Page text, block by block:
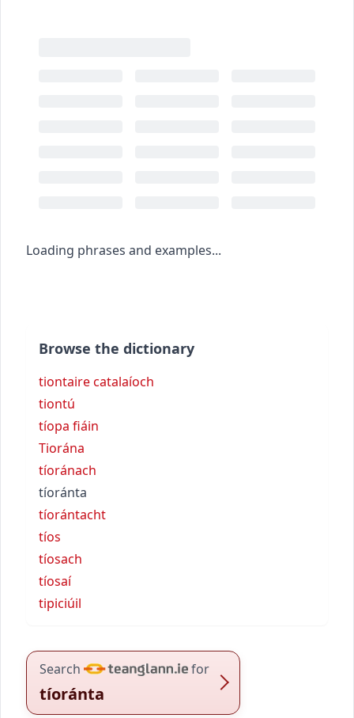
Loading phrases and examples...
Browse the dictionary
tiontaire catalaíoch
tiontú
tíopa fiáin
Tiorána
tíoránach
tíoránta
tíorántacht
tíos
tíosach
tíosaí
tipiciúil
Search for
tíoránta